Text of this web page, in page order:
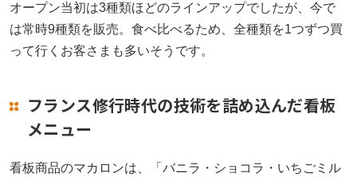
オープン当初は3種類ほどのラインアップでしたが、今で
は常時9種類を販売。食べ比べるため、全種類を1つずつ買
って行くお客さまも多いそうです。
フランス修行時代の技術を詰め込んだ看板
メニュー
看板商品のマカロンは、「バニラ・ショコラ・いちごミル